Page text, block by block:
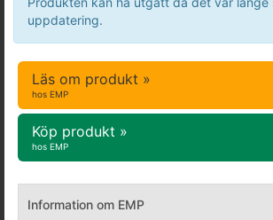
uppdatering.
Läs om produkt »
hos EMP
Köp produkt »
hos EMP
Information om EMP